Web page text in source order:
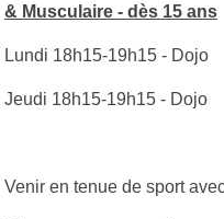
& Musculaire - dès 15 ans
Lundi 18h15-19h15 - Dojo
Jeudi 18h15-19h15 - Dojo
Venir en tenue de sport